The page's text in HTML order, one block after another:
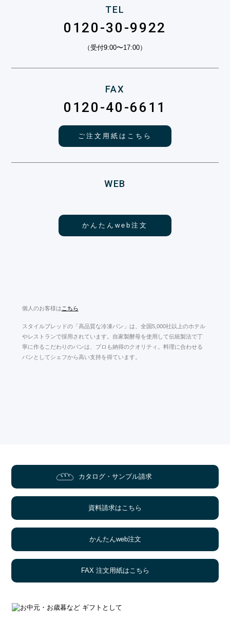
TEL
0120-30-9922
（受付9:00〜17:00）
FAX
0120-40-6611
ご注文用紙はこちら
WEB
かんたんweb注文
個人のお客様は こちら
スタイルブレッドの「高品質な冷凍パン」は、全国5,000社以上のホテル
やレストランで採用されています。自家製酵母を使用して伝統製法で丁
寧に作るこだわりのパンは、プロも納得のクオリティ。料理に合わせる
パンとしてシェフから高い支持を得ています。
カタログ・サンプル請求
資料請求はこちら
かんたんweb注文
FAX 注文用紙はこちら